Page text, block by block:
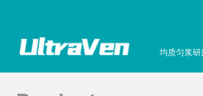
均质匀浆研